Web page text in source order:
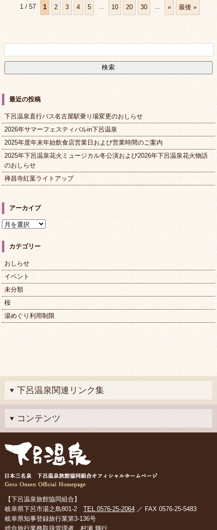
1 / 57 1 2 3 4 5 10 20 30 » 最後 »
最近の投稿
下呂温泉直行バス名古屋駅乗り場変更のおしらせ
2026年サマーフェスティバルin下呂温泉
2025年度年末年始飲食店営業日および営業時間のご案内
2025年下呂温泉花火ミュージカル冬公演および2026年下呂温泉花火物語
のおしらせ
禅昌寺紅葉ライトアップ
アーカイブ
ア
カ
イ
ブ
カテゴリー
おしらせ
イベント
未分類
桜
湯めぐり利用制限
下呂温泉関連リンク集
コンテンツ
【下呂温泉旅館協同組合】
岐阜県下呂市湯之島801-2 TEL 0576-25-2064 ／ FAX 0576-25-5483
岐阜県知事登録旅行業第3-136号
総合旅行業務取扱管理者 村瀬 輝行